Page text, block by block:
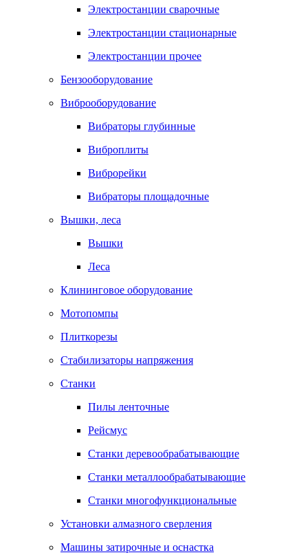
Электростанции сварочные
Электростанции стационарные
Электростанции прочее
Бензооборудование
Виброоборудование
Вибраторы глубинные
Виброплиты
Виброрейки
Вибраторы площадочные
Вышки, леса
Вышки
Леса
Клининговое оборудование
Мотопомпы
Плиткорезы
Стабилизаторы напряжения
Станки
Пилы ленточные
Рейсмус
Станки деревообрабатывающие
Станки металлообрабатывающие
Станки многофункциональные
Установки алмазного сверления
Машины затирочные и оснастка